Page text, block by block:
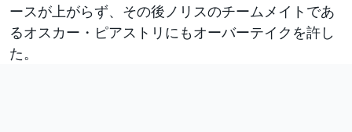
ースが上がらず、その後ノリスのチームメイトであ
るオスカー・ピアストリにもオーバーテイクを許し
た。